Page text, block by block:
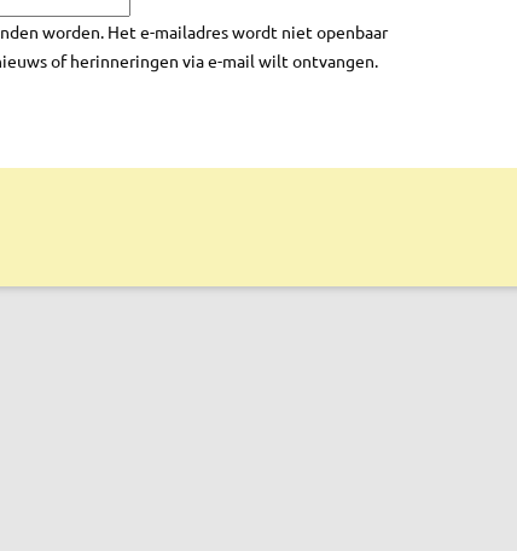
worden. Het e-mailadres wordt niet openbaar
of herinneringen via e-mail wilt ontvangen.